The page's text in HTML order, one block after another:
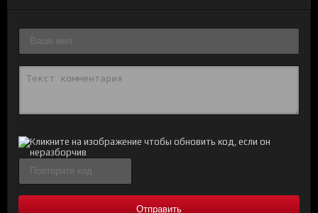
Отправить